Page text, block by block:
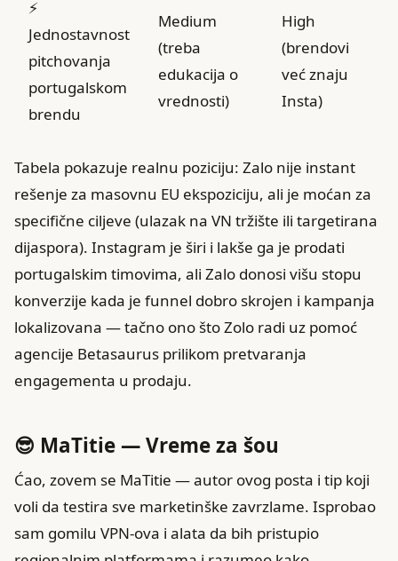
⚡
Jednostavnost
pitchovanja
portugalskom
brendu
Medium
(treba
edukacija o
vrednosti)
High
(brendovi
već znaju
Insta)
Tabela pokazuje realnu poziciju: Zalo nije instant
rešenje za masovnu EU ekspoziciju, ali je moćan za
specifične ciljeve (ulazak na VN tržište ili targetirana
dijaspora). Instagram je širi i lakše ga je prodati
portugalskim timovima, ali Zalo donosi višu stopu
konverzije kada je funnel dobro skrojen i kampanja
lokalizovana — tačno ono što Zolo radi uz pomoć
agencije Betasaurus prilikom pretvaranja
engagementa u prodaju.
😎 MaTitie — Vreme za šou
Ćao, zovem se MaTitie — autor ovog posta i tip koji
voli da testira sve marketinške zavrzlame. Isprobao
sam gomilu VPN‑ova i alata da bih pristupio